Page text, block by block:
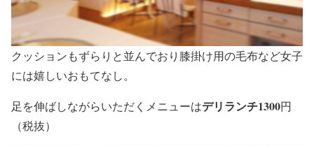
クッションもずらりと並んでおり膝掛け用の毛布など女子
には嬉しいおもてなし。
足を伸ばしながらいただくメニューはデリランチ1300円
（税抜）